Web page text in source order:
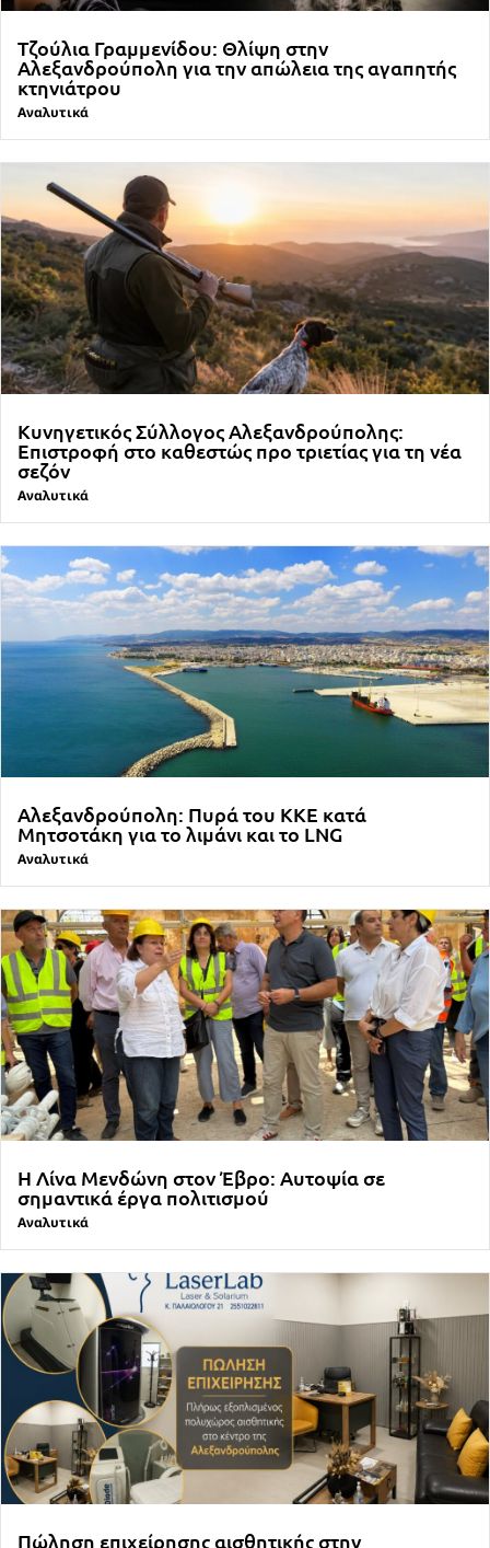
Τζούλια Γραμμενίδου: Θλίψη στην
Αλεξανδρούπολη για την απώλεια της αγαπητής
κτηνιάτρου
Αναλυτικά
Κυνηγετικός Σύλλογος Αλεξανδρούπολης:
Επιστροφή στο καθεστώς προ τριετίας για τη νέα
σεζόν
Αναλυτικά
Αλεξανδρούπολη: Πυρά του ΚΚΕ κατά
Μητσοτάκη για το λιμάνι και το LNG
Αναλυτικά
Η Λίνα Μενδώνη στον Έβρο: Αυτοψία σε
σημαντικά έργα πολιτισμού
Αναλυτικά
Πώληση επιχείρησης αισθητικής στην